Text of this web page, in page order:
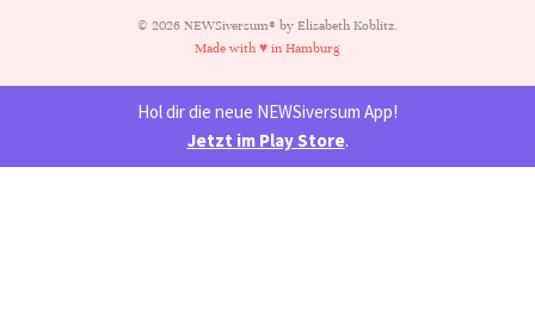
© 2026 NEWSiversum® by Elisabeth Koblitz.
Made with ♥ in Hamburg
Hol dir die neue NEWSiversum App!
Jetzt im Play Store.